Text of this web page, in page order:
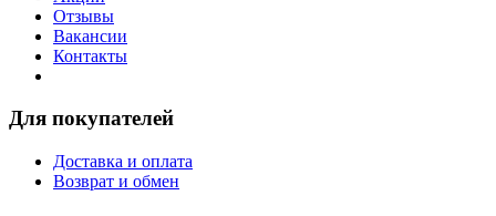
Отзывы
Вакансии
Контакты
Для покупателей
Доставка и оплата
Возврат и обмен